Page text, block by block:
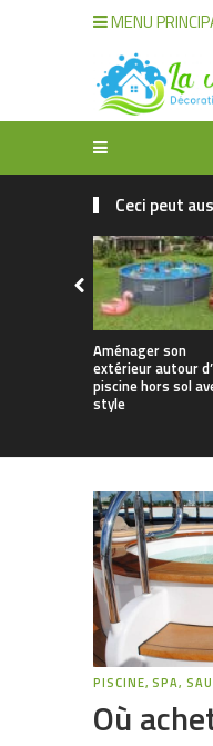
MENU
Ceci peut
Aménager son
extérieur autour
piscine hors sol
style
PISCINE, SPA,
Où